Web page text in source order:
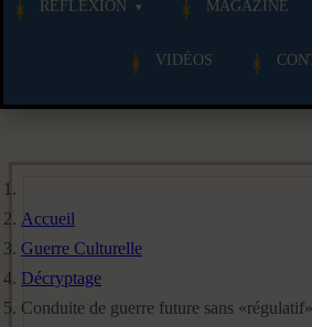
RÉFLEXION MAGAZINE
VIDÉOS
Accueil
Guerre Culturelle
Décryptage
Conduite de guerre future sans